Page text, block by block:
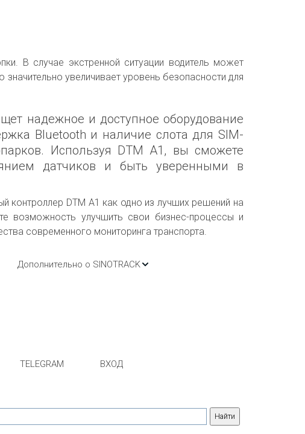
В случае экстренной ситуации водитель может
увеличивает уровень безопасности для
надежное и доступное оборудование
Bluetooth и наличие слота для SIM-
Используя DTM A1, вы сможете
датчиков и быть уверенными в
контроллер DTM A1 как одно из лучших решений на
возможность улучшить свои бизнес-процессы и
современного мониторинга транспорта.
Дополнительно о SINOTRACK
TELEGRAM ВХОД